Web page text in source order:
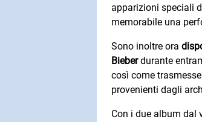
apparizioni speciali
memorabile una
Sono inoltre ora
Bieberdurante
così come
provenienti dagli
Con i due album dal